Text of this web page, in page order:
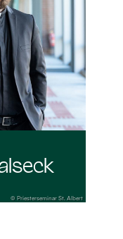
© Priesterseminar St. Albert